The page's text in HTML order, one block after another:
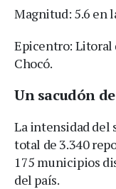
Magnitud: 5.6 en
Epicentro: Litoral
Chocó.
Un sacudón
La intensidad del
total de 3.340
175 municipios
del país.